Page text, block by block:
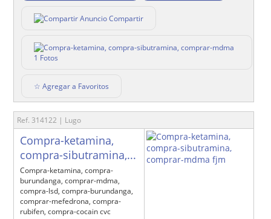
Compartir
1 Fotos
☆ Agregar a Favoritos
Ref. 314122 | Lugo
Compra-ketamina,
compra-sibutramina,...
Compra-ketamina, compra-
burundanga, comprar-mdma,
compra-lsd, compra-burundanga,
comprar-mefedrona, compra-
rubifen, compra-cocain cvc